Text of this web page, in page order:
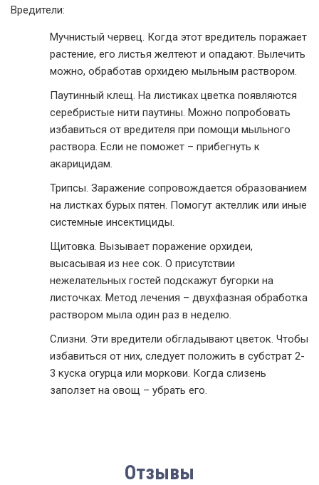
Вредители:
Мучнистый червец. Когда этот вредитель поражает
растение, его листья желтеют и опадают. Вылечить
можно, обработав орхидею мыльным раствором.
Паутинный клещ. На листиках цветка появляются
серебристые нити паутины. Можно попробовать
избавиться от вредителя при помощи мыльного
раствора. Если не поможет – прибегнуть к
акарицидам.
Трипсы. Заражение сопровождается образованием
на листках бурых пятен. Помогут актеллик или иные
системные инсектициды.
Щитовка. Вызывает поражение орхидеи,
высасывая из нее сок. О присутствии
нежелательных гостей подскажут бугорки на
листочках. Метод лечения – двухфазная обработка
раствором мыла один раз в неделю.
Слизни. Эти вредители обгладывают цветок. Чтобы
избавиться от них, следует положить в субстрат 2-
3 куска огурца или моркови. Когда слизень
заползет на овощ – убрать его.
Отзывы